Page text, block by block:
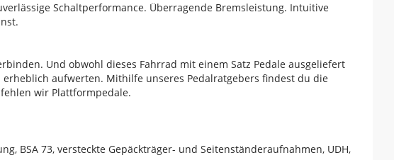
Schaltperformance. Überragende Bremsleistung. Intuitive
Und obwohl dieses Fahrrad mit einem Satz Pedale ausgeliefert
aufwerten. Mithilfe unseres Pedalratgebers findest du die
wir Plattformpedale.
BSA 73, versteckte Gepäckträger- und Seitenständeraufnahmen, UDH,